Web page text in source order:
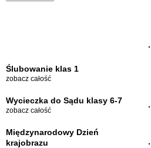
Ślubowanie klas 1
zobacz całość
Wycieczka do Sądu klasy 6-7
zobacz całość
Międzynarodowy Dzień
krajobrazu